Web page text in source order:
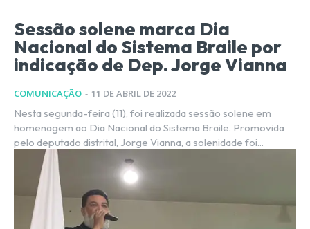
Sessão solene marca Dia
Nacional do Sistema Braile por
indicação de Dep. Jorge Vianna
COMUNICAÇÃO - 11 DE ABRIL DE 2022
Nesta segunda-feira (11), foi realizada sessão solene em
homenagem ao Dia Nacional do Sistema Braile. Promovida
pelo deputado distrital, Jorge Vianna, a solenidade foi...